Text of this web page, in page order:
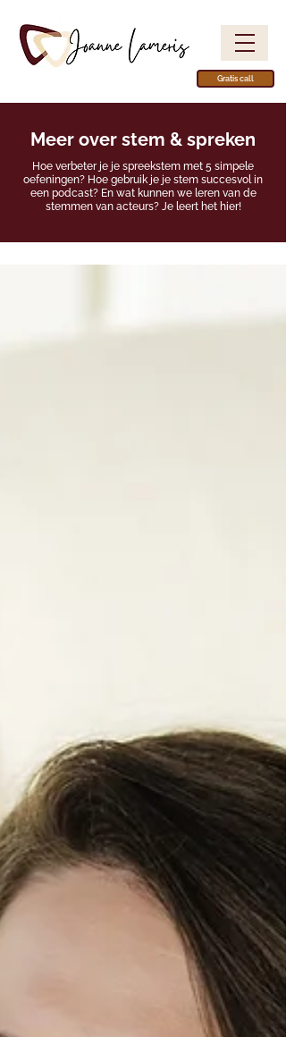
Gratis call
Meer over stem & spreken
Hoe verbeter je je spreekstem met 5 simpele
oefeningen? Hoe gebruik je je stem succesvol in
een podcast? En wat kunnen we leren van de
stemmen van acteurs? Je leert het hier!